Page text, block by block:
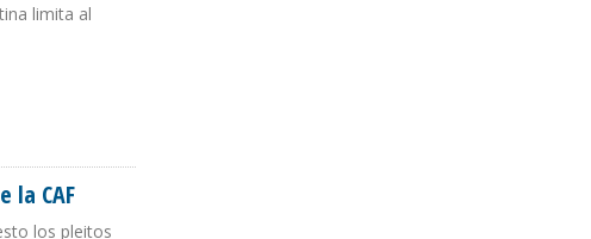
limita al
la CAF
los pleitos